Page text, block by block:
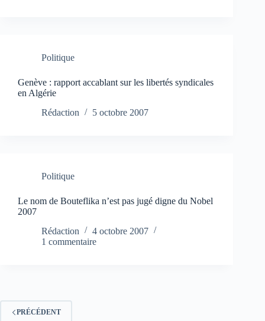
Politique
Genève : rapport accablant sur les libertés syndicales
en Algérie
Rédaction
5 octobre 2007
Politique
Le nom de Bouteflika n’est pas jugé digne du Nobel
2007
Rédaction
4 octobre 2007
1 commentaire
PRÉCÉDENT